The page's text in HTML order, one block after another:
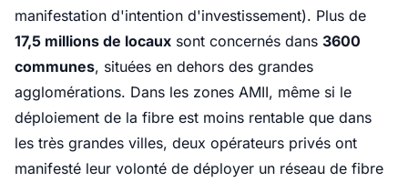
manifestation d'intention d'investissement). Plus de
17,5 millions de locaux sont concernés dans 3600
communes, situées en dehors des grandes
agglomérations. Dans les zones AMII, même si le
déploiement de la fibre est moins rentable que dans
les très grandes villes, deux opérateurs privés ont
manifesté leur volonté de déployer un réseau de fibre